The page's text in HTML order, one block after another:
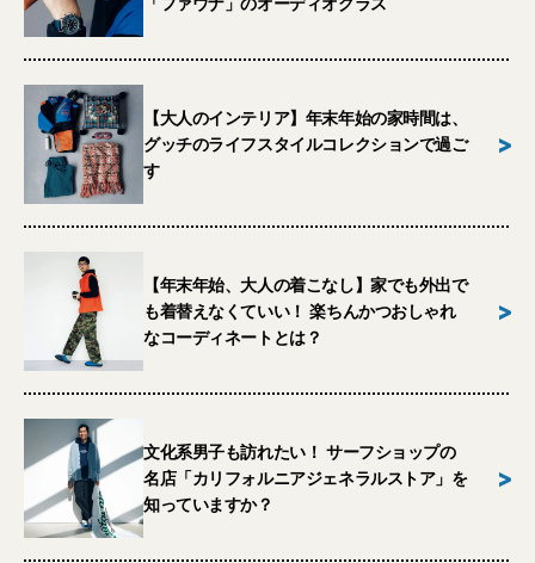
【大人のインテリア】年末年始の家時間は、
グッチのライフスタイルコレクションで過ご
す
>
【年末年始、大人の着こなし】家でも外出で
も着替えなくていい！ 楽ちんかつおしゃれ
なコーディネートとは？
>
文化系男子も訪れたい！ サーフショップの
名店「カリフォルニアジェネラルストア」を
知っていますか？
>